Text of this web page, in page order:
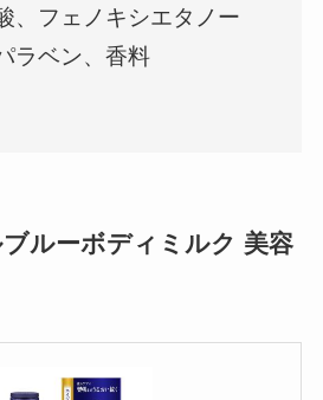
、フェノキシエタノー
ラベン、香料
ルーボディミルク 美容